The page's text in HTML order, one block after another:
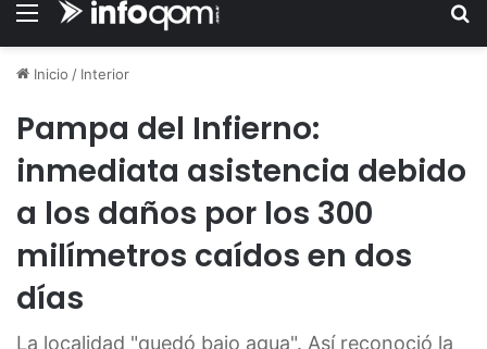
Menú
Inicio / Interior
Pampa del Infierno:
inmediata asistencia debido
a los daños por los 300
milímetros caídos en dos
días
La localidad "quedó bajo agua". Así reconoció la